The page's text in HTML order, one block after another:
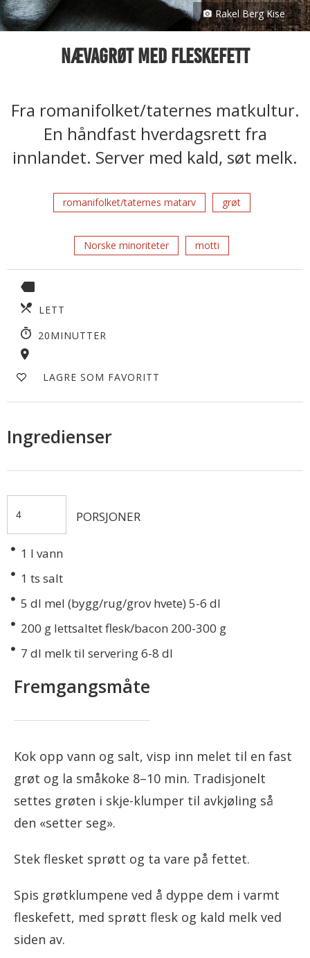
Rakel Berg Kise
Nævagrøt med fleskefett
Fra romanifolket/taternes matkultur.
En håndfast hverdagsrett fra
innlandet. Server med kald, søt melk.
romanifolket/taternes matarv grøt
Norske minoriteter motti
LETT
20MINUTTER
LAGRE SOM FAVORITT
Ingredienser
PORSJONER
1 l vann
1 ts salt
5 dl mel (bygg/rug/grov hvete) 5-6 dl
200 g lettsaltet flesk/bacon 200-300 g
7 dl melk til servering 6-8 dl
Fremgangsmåte
Kok opp vann og salt, visp inn melet til en fast
grøt og la småkoke 8–10 min. Tradisjonelt
settes grøten i skje-klumper til avkjøling så
den «setter seg».
Stek flesket sprøtt og ta vare på fettet.
Spis grøtklumpene ved å dyppe dem i varmt
fleskefett, med sprøtt flesk og kald melk ved
siden av.